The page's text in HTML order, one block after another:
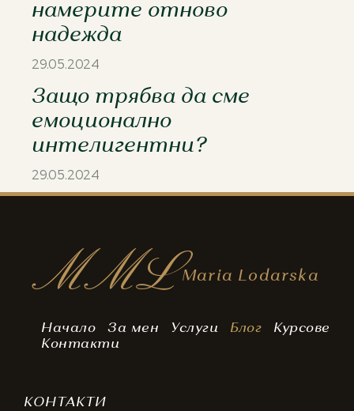
намерите отново
надежда
29.05.2024
Защо трябва да сме
емоционално
интелигентни?
29.05.2024
MML Maria Lodarska
Начало За мен Услуги Блог
Курсове
Контакти
КОНТАКТИ